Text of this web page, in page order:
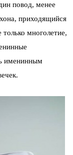
повод, менее
приходящийся
многолетие,
именинным